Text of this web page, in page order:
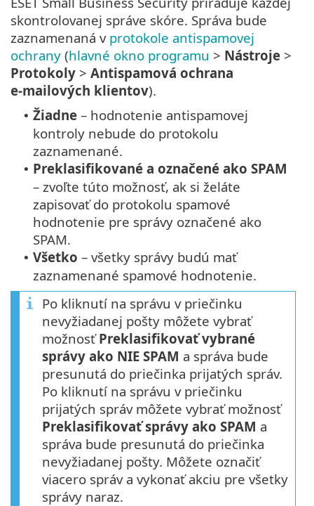
skontrolovanej správe skóre. Správa bude
zaznamenaná v protokole antispamovej
ochrany (hlavné okno programu > Nástroje >
Protokoly > Antispamová ochrana
e‑mailových klientov).
• Žiadne – hodnotenie antispamovej
kontroly nebude do protokolu
zaznamenané.
• Preklasifikované a označené ako SPAM
– zvoľte túto možnosť, ak si želáte
zapisovať do protokolu spamové
hodnotenie pre správy označené ako
SPAM.
• Všetko – všetky správy budú mať
zaznamenané spamové hodnotenie.
Po kliknutí na správu v priečinku
nevyžiadanej pošty môžete vybrať
možnosťPreklasifikovať vybrané
správy ako NIE SPAM a správa bude
presunutá do priečinka prijatých správ.
Po kliknutí na správu v priečinku
prijatých správ môžete vybrať možnosť
Preklasifikovať správy ako SPAM a
správa bude presunutá do priečinka
nevyžiadanej pošty. Môžete označiť
viacero správ a vykonať akciu pre všetky
správy naraz.